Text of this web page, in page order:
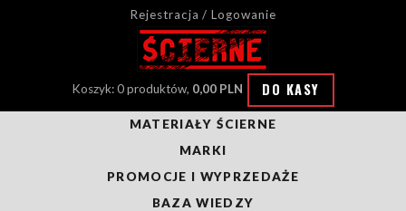
Rejestracja / Logowanie
Koszyk: 0 produktów, 0,00 PLN DO KASY
MATERIAŁY ŚCIERNE
MARKI
PROMOCJE I WYPRZEDAŻE
BAZA WIEDZY